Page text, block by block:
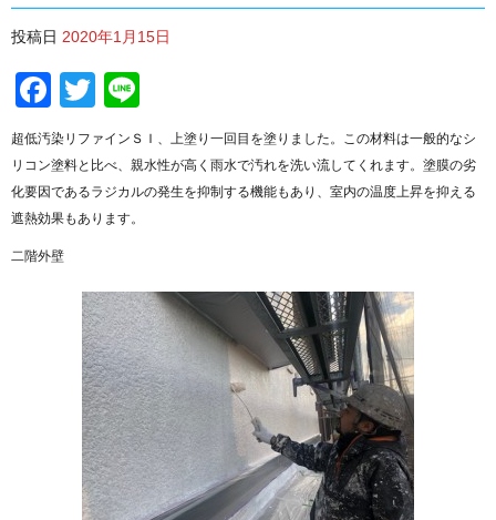
投稿日 2020年1月15日
Facebook
Twitter
超低汚染リファインＳＩ、上塗り一回目を塗りました。この材料は一般的なシ
リコン塗料と比べ、親水性が高く雨水で汚れを洗い流してくれます。塗膜の劣
化要因であるラジカルの発生を抑制する機能もあり、室内の温度上昇を抑える
遮熱効果もあります。
二階外壁